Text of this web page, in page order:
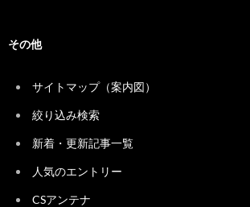
その他
サイトマップ（案内図）
絞り込み検索
新着・更新記事一覧
人気のエントリー
CSアンテナ